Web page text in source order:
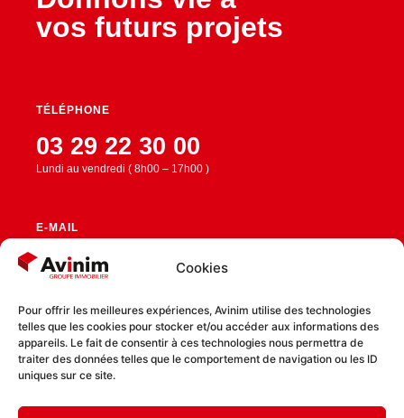
Cookies
Pour offrir les meilleures expériences, Avinim utilise des technologies
telles que les cookies pour stocker et/ou accéder aux informations des
appareils. Le fait de consentir à ces technologies nous permettra de
traiter des données telles que le comportement de navigation ou les ID
uniques sur ce site.
vos futurs projets
TÉLÉPHONE
03 29 22 30 00
Lundi au vendredi ( 8h00 – 17h00 )
E-MAIL
contact@avinim.fr
RESTEZ CONNECTÉ